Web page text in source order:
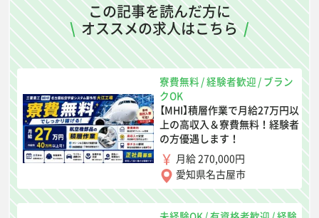
この記事を読んだ方に
\ オススメの求人はこちら /
寮費無料 /経験者歓迎 / ブラン
クOK
【MHI】積層作業で月給27万円以
上の高収入＆寮費無料！経験者
の方優遇します！
月給 270,000円
愛知県名古屋市